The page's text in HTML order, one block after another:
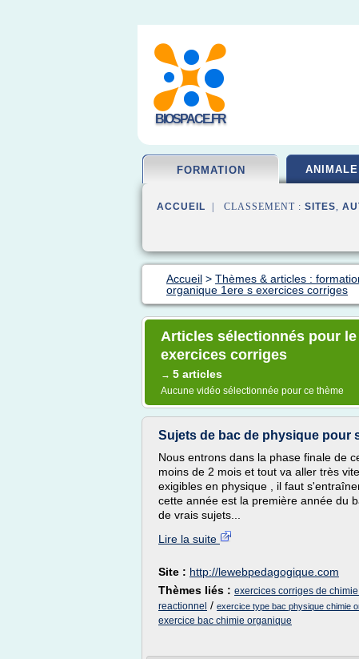
BIOSPACE.FR
FORMATION
ACCUEIL | CLASSEMENT : SITES,
Accueil > Thèmes & articles :
organique 1ere s exercices corriges
Articles sélectionnés pour
exercices corriges
→ 5 articles
Aucune vidéo sélectionnée pour ce thème
Sujets de bac de physique pour
Nous entrons dans la phase finale de
moins de 2 mois et tout va aller très
exigibles en physique , il faut
cette année est la première année du
de vrais sujets...
Lire la suite
Site : http://lewebpedagogique.com
Thèmes liés : exercices corriges de
reactionnel / exercice type bac physique chimie
exercice bac chimie organique